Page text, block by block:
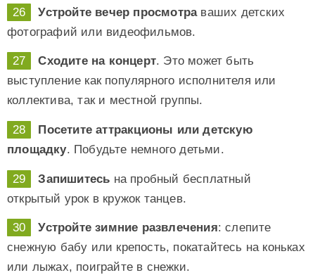
Устройте вечер просмотраваших детских
фотографий или видеофильмов.
Сходите на концерт. Это может быть
выступление как популярного исполнителя или
коллектива, так и местной группы.
Посетите аттракционы или детскую
площадку. Побудьте немного детьми.
Запишитесь на пробный бесплатный
открытый урок в кружок танцев.
Устройте зимние развлечения: слепите
снежную бабу или крепость, покатайтесь на коньках
или лыжах, поиграйте в снежки.